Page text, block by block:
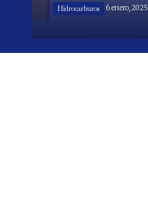
Hidrocarburos 6 enero, 2025